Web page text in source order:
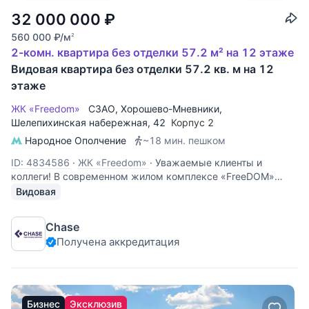
32 000 000 ₽
560 000 ₽/м2
2-комн. квартира без отделки 57.2 м² на 12 этаже
Видовая квартира без отделки 57.2 кв. м на 12
этаже
ЖК «Freedom» СЗАО, Хорошево-Мневники,
Шелепихинская набережная, 42 Корпус 2
Народное Ополчение
~18 мин. пешком
ID: 4834586 · ЖК «Freedom» · Уважаемые клиенты и
коллеги! В современном жилом комплексе «FreeDOM»
Вашему вниманию предлагается квартира формата Евро3.
две изолированные спальные комнаты, два совмещённых
санузла, гардеробная
Видовая
Chase
Получена аккредитация
Бизнес Эксклюзив